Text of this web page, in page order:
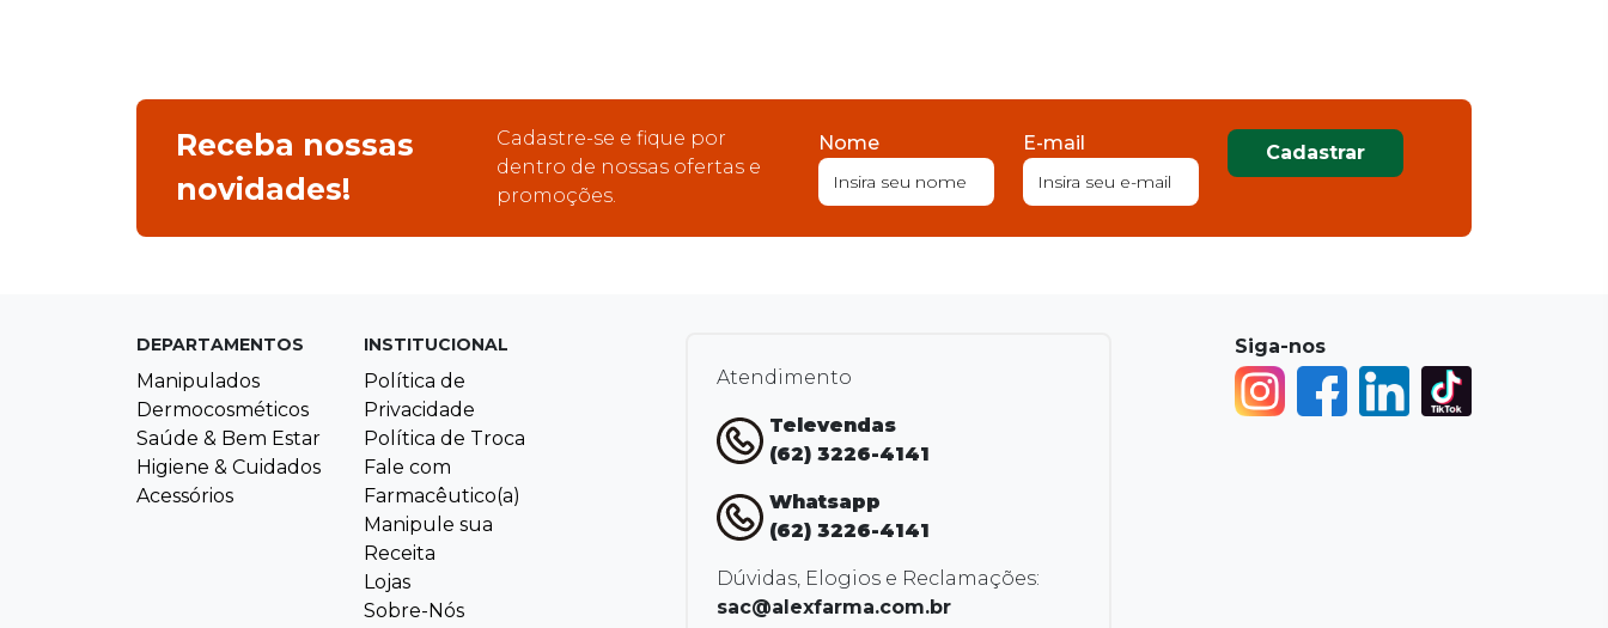
Receba nossas
novidades!
Cadastre-se e fique por
dentro de nossas ofertas e
promoções.
Nome E-mail Cadastrar
DEPARTAMENTOS
Manipulados
Dermocosméticos
Saúde & Bem Estar
Higiene & Cuidados
Acessórios
INSTITUCIONAL
Política de
Privacidade
Política de Troca
Fale com
Farmacêutico(a)
Manipule sua
Receita
Lojas
Sobre-Nós
Atendimento
Televendas
(62) 3226-4141
Whatsapp
(62) 3226-4141
Dúvidas, Elogios e Reclamações:
sac@alexfarma.com.br
Siga-nos